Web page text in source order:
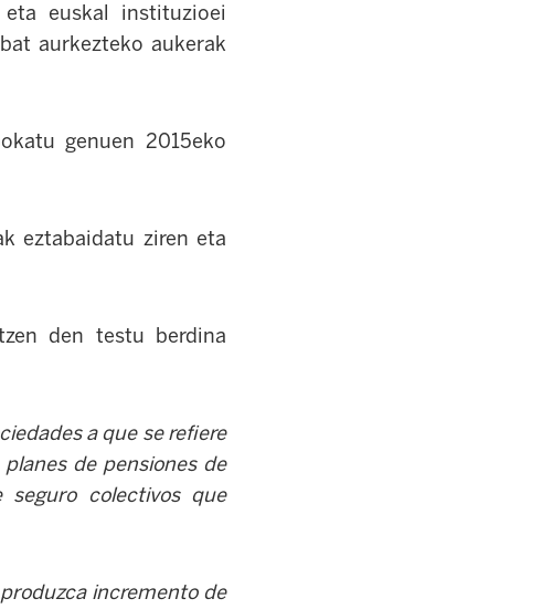
euskal instituzioei
aurkezteko aukerak
genuen 2015eko
eztabaidatu ziren eta
den testu berdina
a que se refiere
de pensiones de
colectivos que
incremento de